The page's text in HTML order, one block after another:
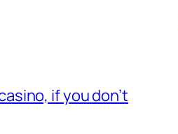
if you don’t